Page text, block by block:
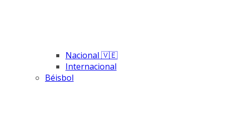
Nacional 🇻🇪
Internacional
Béisbol